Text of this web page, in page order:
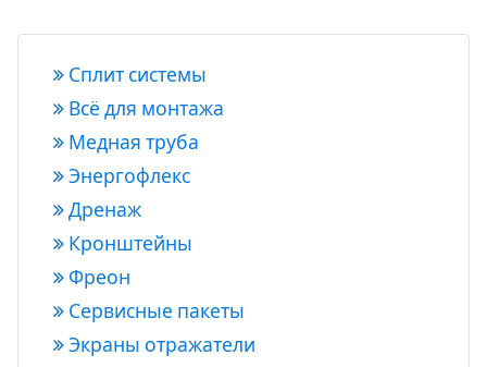
Сплит системы
Всё для монтажа
Медная труба
Энергофлекс
Дренаж
Кронштейны
Фреон
Сервисные пакеты
Экраны отражатели